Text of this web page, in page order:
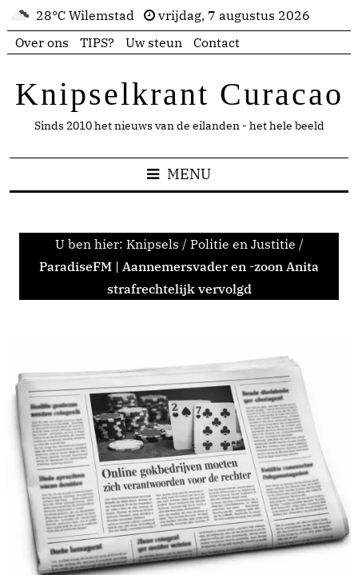
28°C Wilemstad
vrijdag, 7 augustus 2026
Over ons
TIPS? Uw steun Contact
Knipselkrant Curacao
Sinds 2010 het nieuws van de eilanden - het hele beeld
MENU
U ben hier: Knipsels / Politie en Justitie /
ParadiseFM | Aannemersvader en -zoon Anita
strafrechtelijk vervolgd